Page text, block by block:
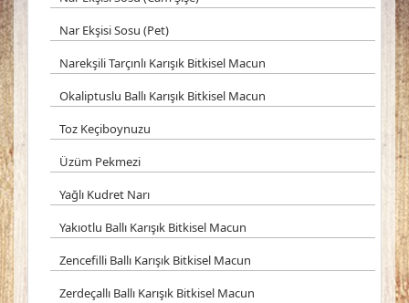
Nar Ekşisi Sosu (Pet)
Narekşili Tarçınlı Karışık Bitkisel Macun
Okaliptuslu Ballı Karışık Bitkisel Macun
Toz Keçiboynuzu
Üzüm Pekmezi
Yağlı Kudret Narı
Yakıotlu Ballı Karışık Bitkisel Macun
Zencefilli Ballı Karışık Bitkisel Macun
Zerdeçallı Ballı Karışık Bitkisel Macun